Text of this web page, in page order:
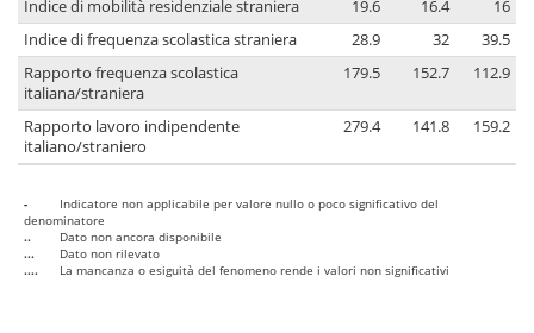
Indice di mobilità residenziale straniera 19.6 16.4
16
Indice di frequenza scolastica straniera
28.9 32
39.5
Rapporto frequenza scolastica
italiana/straniera
179.5 152.7 112.9
Rapporto lavoro indipendente
italiano/straniero
279.4 141.8 159.2
-
Indicatore non applicabile per valore nullo o poco significativo del
denominatore
..
Dato non ancora disponibile
...
Dato non rilevato
....
La mancanza o esiguità del fenomeno rende i valori non significativi